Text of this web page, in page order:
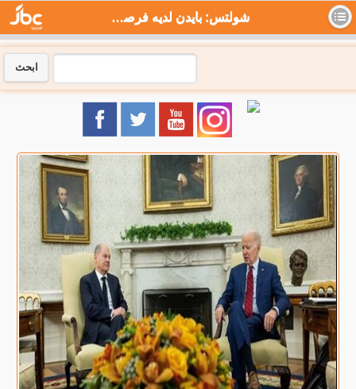
شولتس: بايدن لديه فرصة جيدة لإعادة انتخابه - جي بي سي نيوز
ابحث